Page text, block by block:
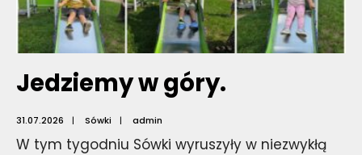
Jedziemy w góry.
31.07.2026 | Sówki | admin
W tym tygodniu Sówki wyruszyły w niezwykłą